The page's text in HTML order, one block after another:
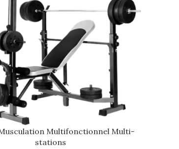
Multifonctionnel Multi-
stations